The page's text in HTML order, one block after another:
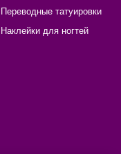
Переводные татуировки
Наклейки для ногтей